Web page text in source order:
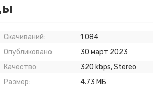
Скачиваний:
1 084
Опубликовано:
30 март 2023
Качество:
320 kbps, Stereo
Размер:
4.73 МБ